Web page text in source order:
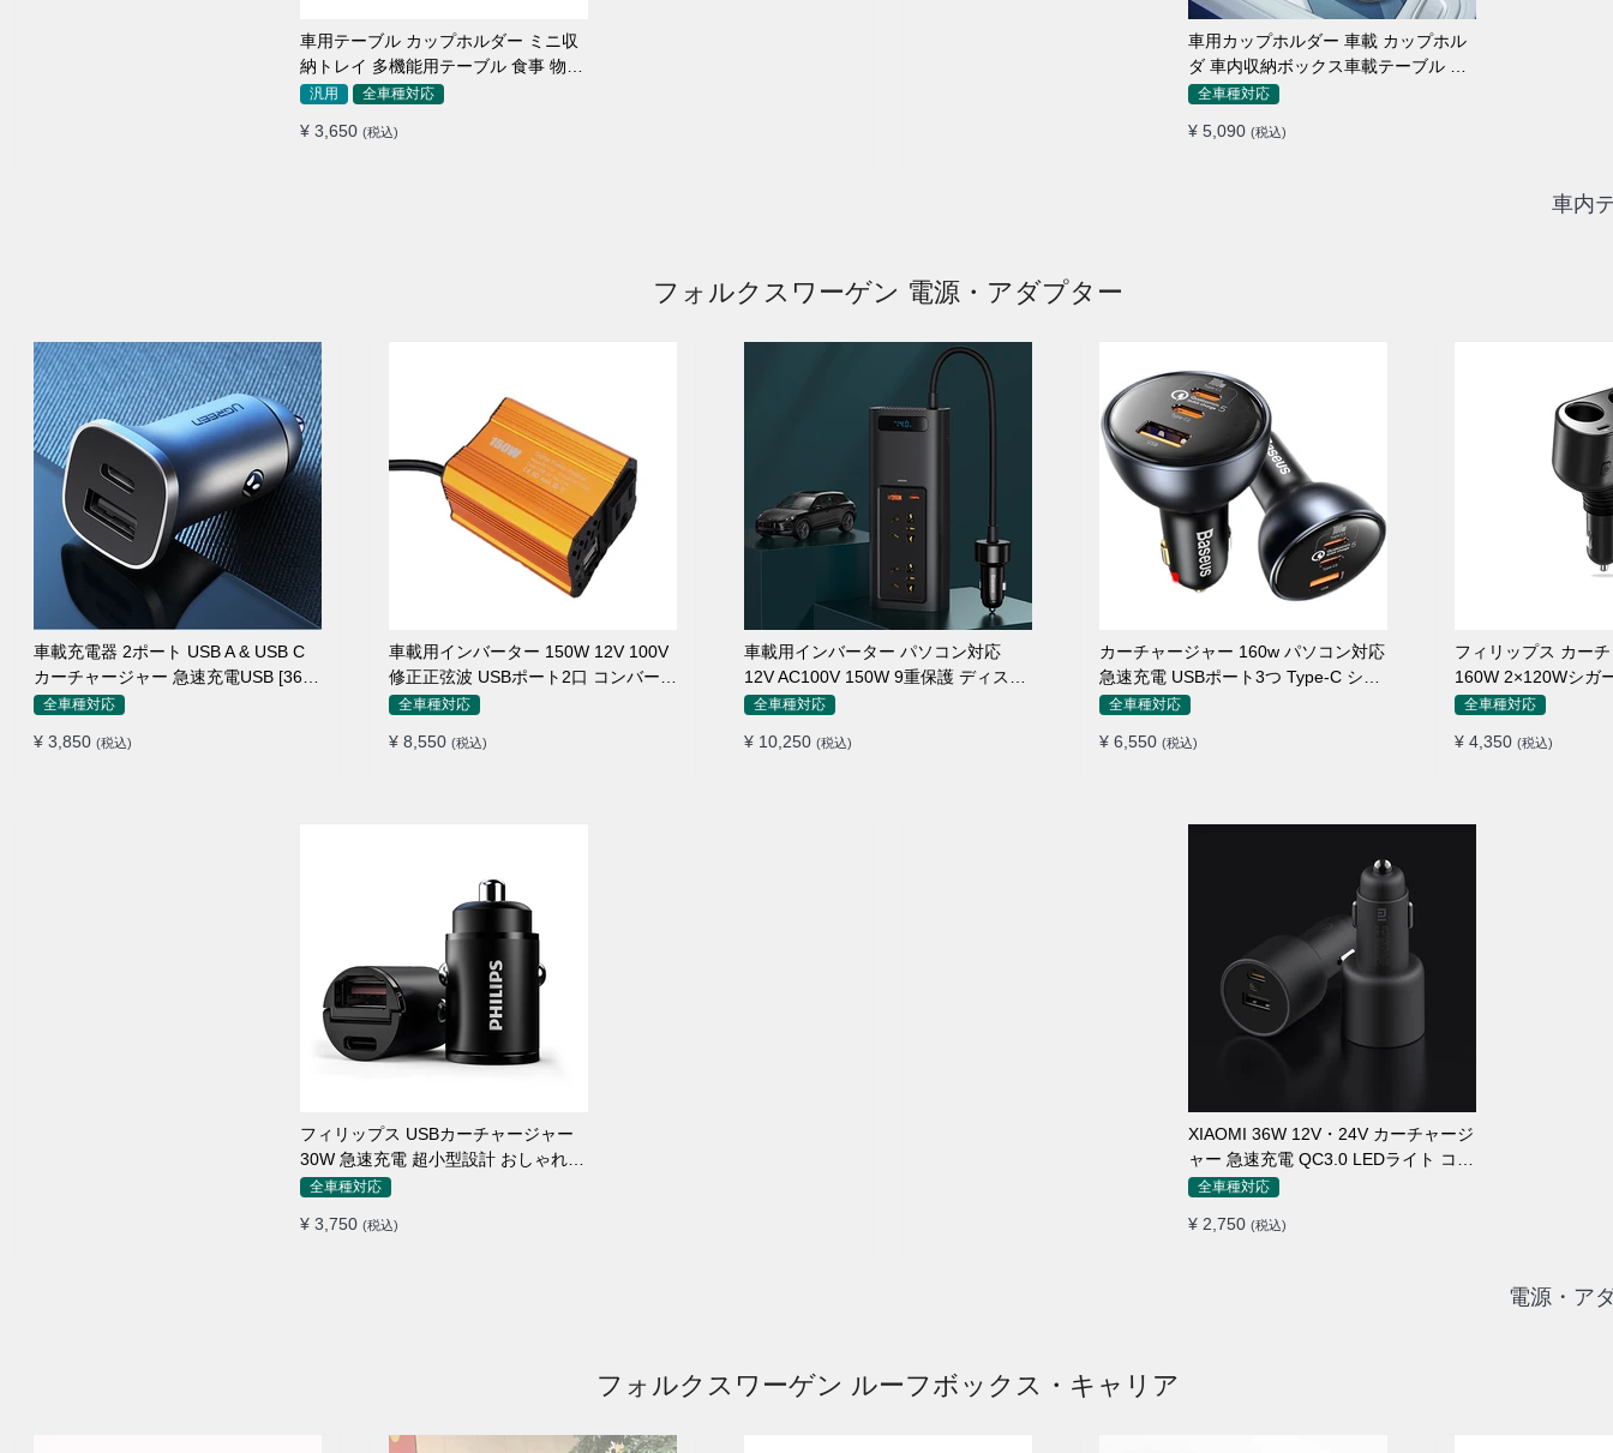
車用テーブル カップホルダー ミニ収
納トレイ 多機能用テーブル 食事 物置
き用 高品質
汎用 全車種対応
¥ 3,650 (税込)
車用カップホルダー 車載 カップホル
ダ 車内収納ボックス車載テーブル ス
マホ置き 調整可能なベース 車載 取付
手
全車種対応
¥ 5,090 (税込)
車内
フォルクスワーゲン 電源・アダプター
車載充電器 2ポート USB A & USB C
カーチャージャー 急速充電USB [36W
12V-24V ]
全車種対応
¥ 3,850 (税込)
車載用インバーター 150W 12V 100V
修正正弦波 USBポート2口 コンバータ
ー 防災用品 チャージャー
全車種対応
¥ 8,550 (税込)
車載用インバーター パソコン対応
12V AC100V 150W 9重保護 ディスプ
レイ付き 静音タイプ
全車種対応
¥ 10,250 (税込)
カーチャージャー 160w パソコン対応
急速充電 USBポート3つ Type-C シガ
ーソケット
全車種対応
¥ 6,550 (税込)
フィリップス カー
160W 2×120Wシガ
れ全車種対応
¥ 4,350 (税込)
フィリップス USBカーチャージャー
30W 急速充電 超小型設計 おしゃれ
シガーソケット
全車種対応
¥ 3,750 (税込)
XIAOMI 36W 12V・24V カーチャージ
ャー 急速充電 QC3.0 LEDライト コン
パクト 車載充電器
全車種対応
¥ 2,750 (税込)
電源・ア
フォルクスワーゲン ルーフボックス・キャリア